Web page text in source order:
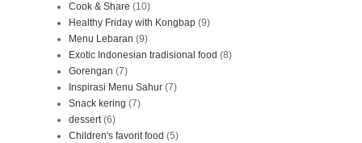
Cook & Share (10)
Healthy Friday with Kongbap (9)
Menu Lebaran (9)
Exotic Indonesian tradisional food (8)
Gorengan (7)
Inspirasi Menu Sahur (7)
Snack kering (7)
dessert (6)
Children's favorit food (5)